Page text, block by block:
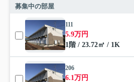
募集中の部屋
111
5.9万円
1階 / 23.72㎡ / 1K
206
6.1万円